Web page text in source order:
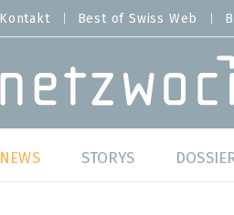
Kontakt Best of Swiss Web
MAIN NAVIGATION
NEWS STORYS